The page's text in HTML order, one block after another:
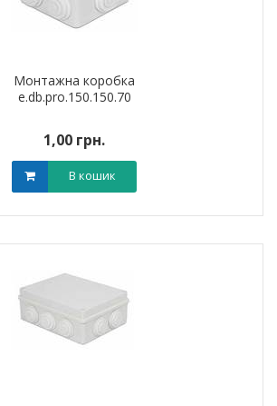
Монтажна коробка
e.db.pro.150.150.70
1,00 грн.
В кошик